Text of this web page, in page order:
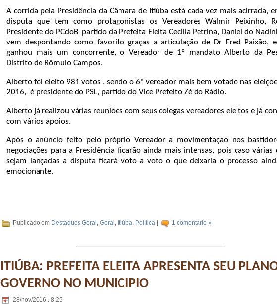
A corrida pela Presidência da Câmara de Itiúba está cada vez mais acirrada,
disputa que tem como protagonistas os Vereadores Walmir Peixinho,
Presidente do PCdoB, partido da Prefeita Eleita Cecilia Petrina, Daniel do
vem despontando como favorito graças a articulação de Dr Fred Paixão,
ganhou mais um concorrente, o Vereador de 1º mandato Alberto da
Distrito de Rômulo Campos.
Alberto foi eleito 981 votos , sendo o 6º vereador mais bem votado nas
2016, é presidente do PSL, partido do Vice Prefeito Zé do Rádio.
Alberto já realizou várias reuniões com seus colegas vereadores eleitos e já
com vários apoios.
Após o anúncio feito pelo próprio Vereador a movimentação nos
negociações para a Presidência ficarão ainda mais intensas, pois caso várias
sejam lançadas a disputa ficará voto a voto o que deixaria o processo
emocionante.
Publicado em Destaques Geral, Geral, Itiúba, Política | 1 comentário »
ITIÚBA: PREFEITA ELEITA APRESENTA SEU
GOVERNO NO MUNICIPIO
28/nov/2016 . 8:25